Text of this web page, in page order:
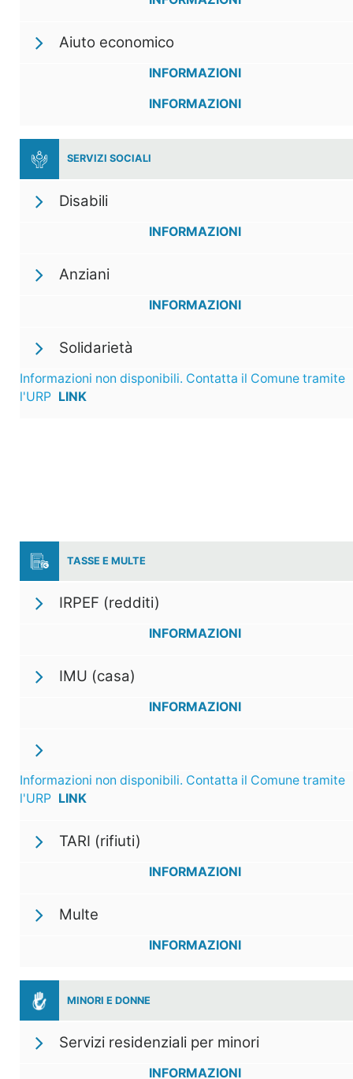
Aiuto economico
INFORMAZIONI
INFORMAZIONI
SERVIZI SOCIALI
Disabili
INFORMAZIONI
Anziani
INFORMAZIONI
Solidarietà
Informazioni non disponibili. Contatta il Comune tramite
l'URP LINK
TASSE E MULTE
IRPEF (redditi)
INFORMAZIONI
IMU (casa)
INFORMAZIONI
Informazioni non disponibili. Contatta il Comune tramite
l'URP LINK
TARI (rifiuti)
INFORMAZIONI
Multe
INFORMAZIONI
MINORI E DONNE
Servizi residenziali per minori
INFORMAZIONI